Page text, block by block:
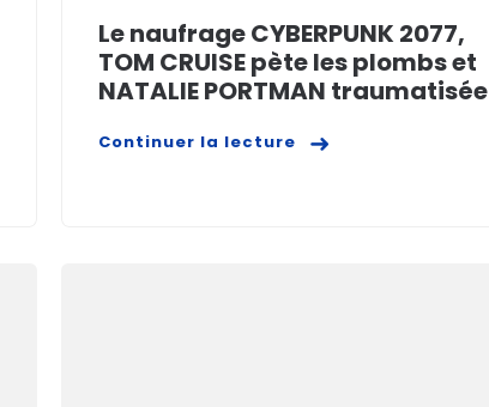
Le naufrage CYBERPUNK 2077,
TOM CRUISE pète les plombs et
NATALIE PORTMAN traumatisée
Continuer la lecture